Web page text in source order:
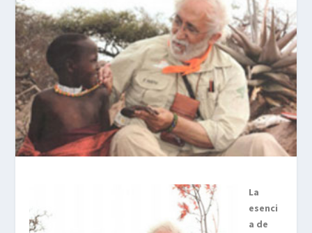
La
esenci
a de